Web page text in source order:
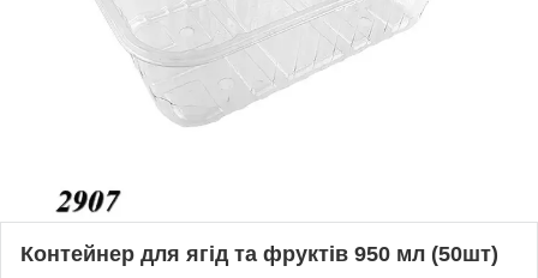
Контейнер для ягід та фруктів 950 мл (50шт)